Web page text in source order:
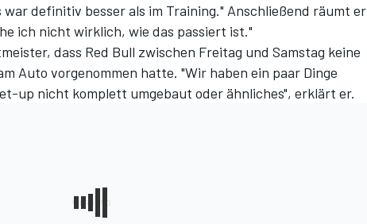
war definitiv besser als im Training." Anschließend räumt er
ich nicht wirklich, wie das passiert ist."
dass Red Bull zwischen Freitag und Samstag keine
Auto vorgenommen hatte. "Wir haben ein paar Dinge
up nicht komplett umgebaut oder ähnliches", erklärt er.